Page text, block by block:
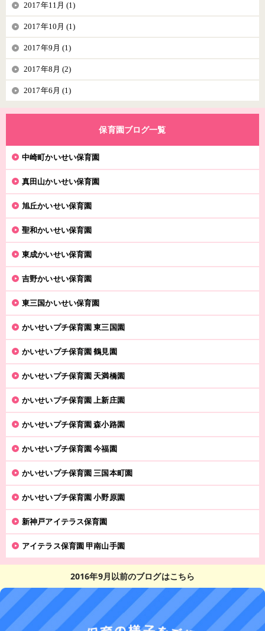
2017年11月 (1)
2017年10月 (1)
2017年9月 (1)
2017年8月 (2)
2017年6月 (1)
保育園ブログ一覧
中崎町かいせい保育園
真田山かいせい保育園
旭丘かいせい保育園
聖和かいせい保育園
東成かいせい保育園
吉野かいせい保育園
東三国かいせい保育園
かいせいプチ保育園 東三国園
かいせいプチ保育園 鶴見園
かいせいプチ保育園 天満橋園
かいせいプチ保育園 上新庄園
かいせいプチ保育園 森小路園
かいせいプチ保育園 今福園
かいせいプチ保育園 三国本町園
かいせいプチ保育園 小野原園
新神戸アイテラス保育園
アイテラス保育園 甲南山手園
2016年9月以前のブログはこちら